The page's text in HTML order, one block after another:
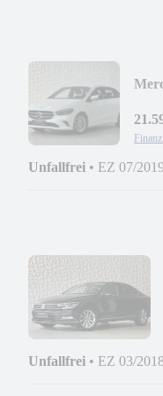
Unfallfrei • EZ 07/
Unfallfrei • EZ 03/